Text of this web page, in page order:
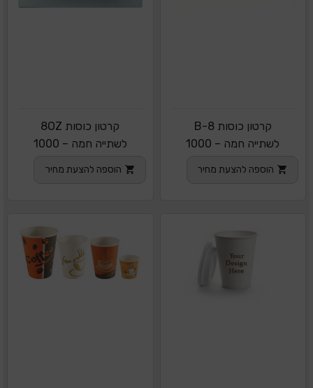
קרטון כוסות 8-B
לשתייה חמה – 1000
הוספה להצעת מחיר
קרטון כוסות 8OZ
לשתייה חמה – 1000
הוספה להצעת מחיר